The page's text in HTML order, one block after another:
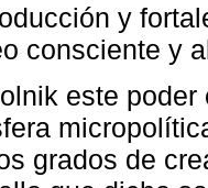
y
consciente y
este
grados de